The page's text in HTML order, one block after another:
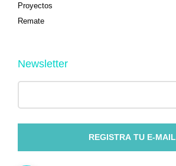
Proyectos
Remate
Newsletter
REGISTRA TU E-MAIL